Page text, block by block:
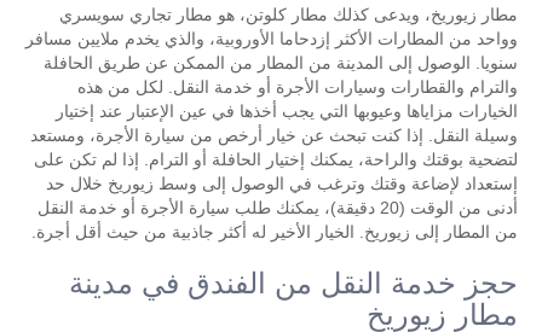
مطار زيوريخ، ويدعى كذلك مطار كلوتن، هو مطار تجاري سويسري
وواحد من المطارات الأكثر إزدحاما الأوروبية، والذي يخدم ملايين مسافر
سنويا. الوصول إلى المدينة من المطار من الممكن عن طريق الحافلة
والترام والقطارات وسيارات الأجرة أو خدمة النقل. لكل من هذه
الخيارات مزاياها وعيوبها التي يجب أخذها في عين الإعتبار عند إختيار
وسيلة النقل. إذا كنت تبحث عن خيار أرخص من سيارة الأجرة، ومستعد
لتضحية بوقتك والراحة، يمكنك إختيار الحافلة أو الترام. إذا لم تكن على
إستعداد لإضاعة وقتك وترغب في الوصول إلى وسط زيوريخ خلال حد
أدنى من الوقت (20 دقيقة)، يمكنك طلب سيارة الأجرة أو خدمة النقل
من المطار إلى زيوريخ. الخيار الأخير له أكثر جاذبية من حيث ​​أقل أجرة.
حجز خدمة النقل من الفندق في مدينة
مطار زيوريخ